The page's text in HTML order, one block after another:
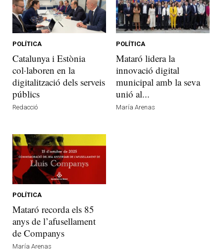
POLÍTICA
Catalunya i Estònia
col·laboren en la
digitalització dels serveis
públics
Redacció
POLÍTICA
Mataró lidera la
innovació digital
municipal amb la seva
unió al...
María Arenas
POLÍTICA
Mataró recorda els 85
anys de l’afusellament
de Companys
María Arenas